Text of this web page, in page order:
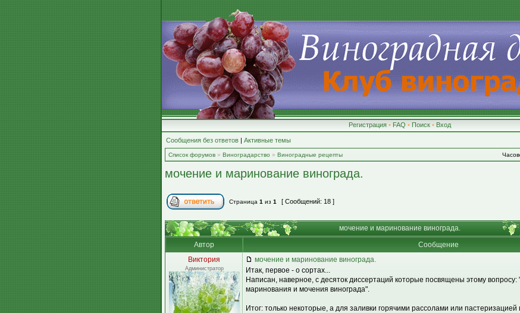
Регистрация • FAQ • Поиск • Вход
Сообщения без ответов | Активные темы
Список форумов » Виноградарство » Виноградные рецепты
мочение и маринование винограда.
Страница 1 из 1 [ Сообщений: 18 ]
мочение и маринование винограда.
Автор
Сообщение
Виктория
Администратор
мочение и маринование винограда.
Итак, первое - о сортах...
Написан, наверное, с десяток диссертаций которые посвящены этому вопросу:
маринования и мочения винограда".
Итог: только некоторые, а для заливки горячими рассолами или